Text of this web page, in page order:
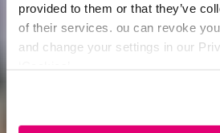
provided to them or that they’ve
of their services. ou can revoke
and change your settings in our